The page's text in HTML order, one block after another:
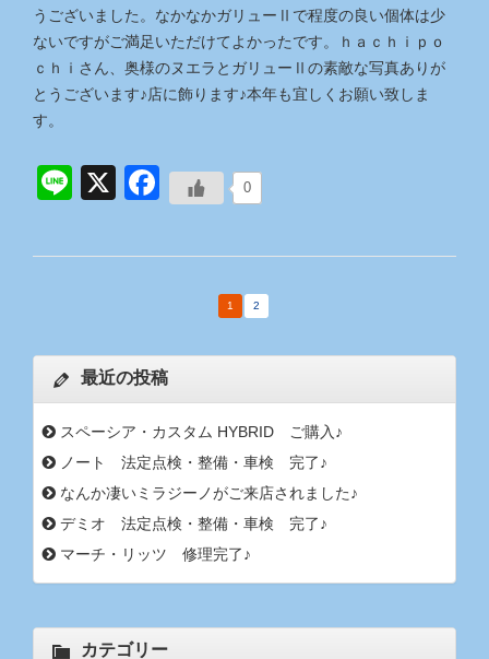
うございました。なかなかガリューⅡで程度の良い個体は少
ないですがご満足いただけてよかったです。ｈａｃｈｉｐｏ
ｃｈｉさん、奥様のヌエラとガリューⅡの素敵な写真ありが
とうございます♪店に飾ります♪本年も宜しくお願い致しま
す。
0
Line
X Facebook
1 2
最近の投稿
スペーシア・カスタム HYBRID ご購入♪
ノート 法定点検・整備・車検 完了♪
なんか凄いミラジーノがご来店されました♪
デミオ 法定点検・整備・車検 完了♪
マーチ・リッツ 修理完了♪
カテゴリー